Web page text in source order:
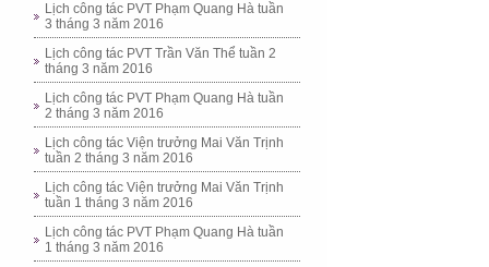
Lịch công tác PVT Phạm Quang Hà tuần
3 tháng 3 năm 2016
Lịch công tác PVT Trần Văn Thể tuần 2
tháng 3 năm 2016
Lịch công tác PVT Phạm Quang Hà tuần
2 tháng 3 năm 2016
Lịch công tác Viện trưởng Mai Văn Trịnh
tuần 2 tháng 3 năm 2016
Lịch công tác Viện trưởng Mai Văn Trịnh
tuần 1 tháng 3 năm 2016
Lịch công tác PVT Phạm Quang Hà tuần
1 tháng 3 năm 2016